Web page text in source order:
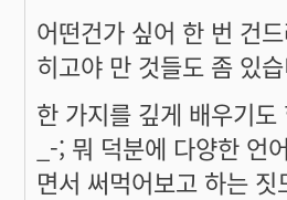
어떤건가 싶어 한 번 건
히고야 만 것들도 좀 있
한 가지를 깊게 배우기
_-; 뭐 덕분에 다양한
면서 써먹어보고 하는